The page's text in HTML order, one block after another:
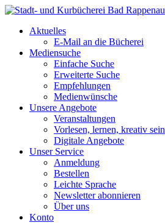
Aktuelles
E-Mail an die Bücherei
Mediensuche
Einfache Suche
Erweiterte Suche
Empfehlungen
Medienwünsche
Unsere Angebote
Veranstaltungen
Vorlesen, lernen, kreativ sein
Digitale Angebote
Unser Service
Anmeldung
Bestellen
Leichte Sprache
Newsletter abonnieren
Über uns
Konto